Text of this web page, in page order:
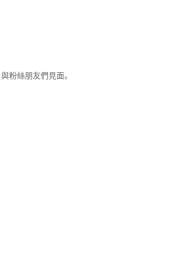
與粉絲朋友們見面。